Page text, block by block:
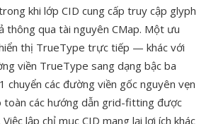
khi lớp CID cung cấp truy cập glyph
thông qua tài nguyên CMap. Một ưu
thị TrueType trực tiếp — khác với
viền TrueType sang dạng bậc ba
chuyển các đường viền gốc nguyên vẹn
các hướng dẫn grid-fitting được
lập chỉ mục CID mang lại lợi ích khác